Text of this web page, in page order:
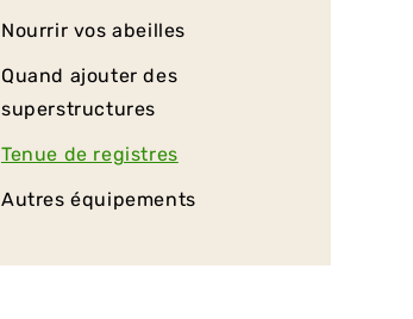
Nourrir vos abeilles
Quand ajouter des
superstructures
Tenue de registres
Autres équipements